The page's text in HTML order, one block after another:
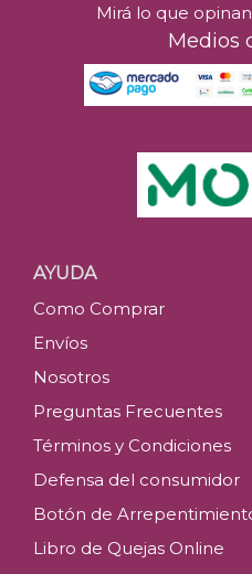
Mirá lo que
Medios
AYUDA
Como Comprar
Envíos
Nosotros
Preguntas Frecuentes
Términos y Condiciones
Defensa del consumidor
Botón de
Libro de Quejas Online